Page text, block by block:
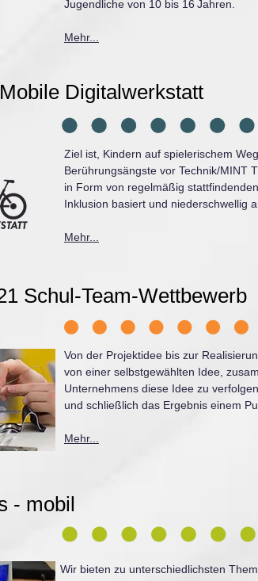
Jugendliche von 10 bis 16 Jahren.
Mehr...
Digitalwerkstatt
Ziel ist, Kindern auf spielerischem
Berührungsängste vor Technik/MINT
in Form von regelmäßig
Inklusion basiert und niederschwellig
Mehr...
Schul-Team-Wettbewerb
Von der Projektidee bis zur
von einer selbstgewählten Idee,
Unternehmens diese Idee zu
und schließlich das Ergebnis einem
Mehr...
- mobil
Wir bieten zu unterschiedlichsten